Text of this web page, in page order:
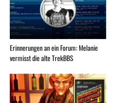
Erinnerungen an ein Forum: Melanie
vermisst die alte TrekBBS